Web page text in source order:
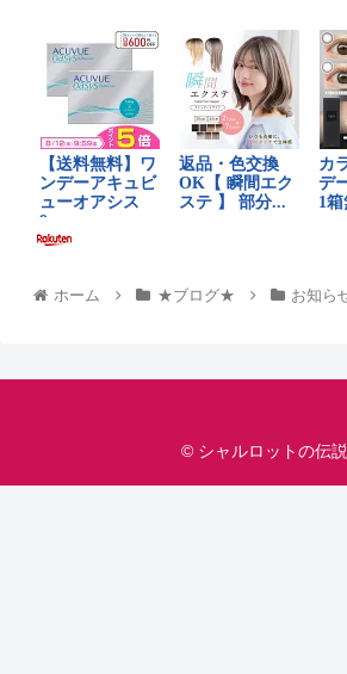
ホーム ★ブログ★ お知ら
© シャルロットの伝説.